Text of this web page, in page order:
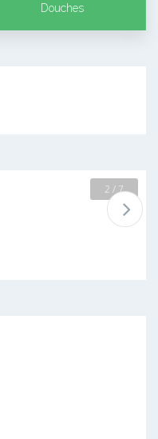
Douches
2 / 7